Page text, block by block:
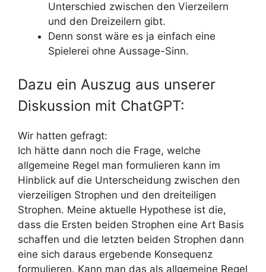
Unterschied zwischen den Vierzeilern
und den Dreizeilern gibt.
Denn sonst wäre es ja einfach eine
Spielerei ohne Aussage-Sinn.
Dazu ein Auszug aus unserer
Diskussion mit ChatGPT:
Wir hatten gefragt:
Ich hätte dann noch die Frage, welche
allgemeine Regel man formulieren kann im
Hinblick auf die Unterscheidung zwischen den
vierzeiligen Strophen und den dreiteiligen
Strophen. Meine aktuelle Hypothese ist die,
dass die Ersten beiden Strophen eine Art Basis
schaffen und die letzten beiden Strophen dann
eine sich daraus ergebende Konsequenz
formulieren. Kann man das als allgemeine Regel